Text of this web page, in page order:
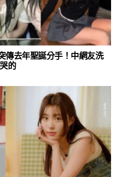
傳去年聖誕分手！中網友洗
的